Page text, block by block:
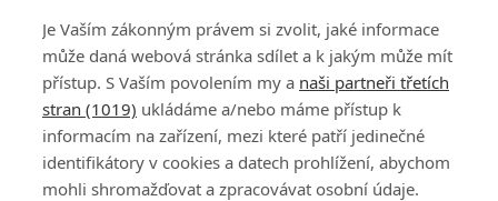
PŘIHLÁSIT
REGISTROVAT
DISKUZE
Je Vaším zákonným právem si zvolit, jaké informace
může daná webová stránka sdílet a k jakým může mít
přístup. S Vaším povolením my a naši partneři třetích
stran (1019) ukládáme a/nebo máme přístup k
informacím na zařízení, mezi které patří jedinečné
identifikátory v cookies a datech prohlížení, abychom
mohli shromažďovat a zpracovávat osobní údaje.